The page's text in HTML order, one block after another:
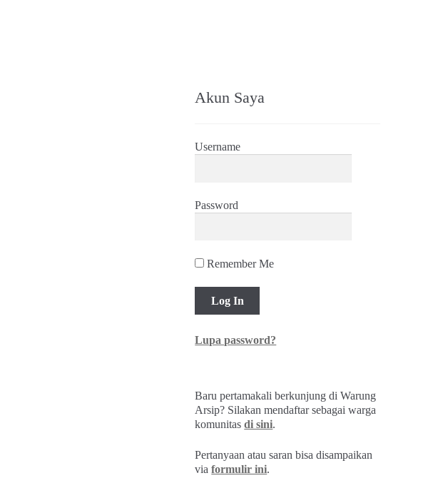
Akun Saya
Username
Password
Remember Me
Lupa password?
Baru pertamakali berkunjung di Warung
Arsip? Silakan mendaftar sebagai warga
komunitasdi sini.
Pertanyaan atau saran bisa disampaikan
viaformulir ini.